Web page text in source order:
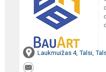
Laukmuižas 4, Talsi,